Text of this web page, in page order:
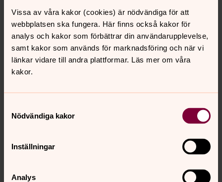
Vissa av våra kakor (cookies) är nödvändiga för att
webbplatsen ska fungera. Här finns också kakor för
analys och kakor som förbättrar din användarupplevelse,
samt kakor som används för marknadsföring och när vi
länkar vidare till andra plattformar. Läs mer om våra
kakor.
Nödvändiga kakor
Inställningar
Analys
Regnbågslinjen
Regnbågslinjen är en stödlinje via telefon,
chatt och digitala brev för
HBTQIA+personer och deras anhöriga. De
som svarar är också HBTQIA+. Öppet
tisdag och torsdag kl. 18:00-21:00.
Kontakta Regnbågslinjen anonymt och
gratis.